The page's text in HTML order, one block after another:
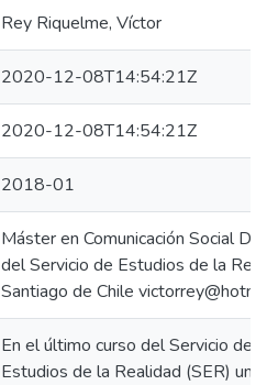
Rey Riquelme, Víctor
2020-12-08T14:54:21Z
2020-12-08T14:54:21Z
2018-01
Máster en Comunicación Social
del Servicio de Estudios de la
Santiago de Chile
En el último curso del Servicio de
Estudios de la Realidad (SER)